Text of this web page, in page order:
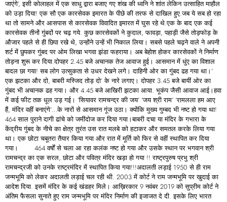
जाएंगे’, इसी कोलाहल में एक साधु द्वारा बजाए गए शंख की ध्वनि ने शांत लेकिन उत्साहित माहौल
को उड़ा दिया! एक सौ एक कारसेवक इमारत के पीछे की तरफ से दाखिल हुए.जब ये सब हो रहा
था तो सामने और आसपास से कारसेवक विवादित इमारत में घुस रहे थे.एक के बाद एक कई
कारसेवक तीनों गुंबदों पर चढ़ गये. कुछ कारसेवकों ने कुदाल, फावड़ा, पहाड़ी जैसे तोड़फोड़ के
औजार पहले से ही छिपा रखे थे, उन्होंने उन्हें भी निकाल लिया। सबसे पहले चढ़ने वाले ने अपनी
शर्ट में छुपकर गुंबद पर ओम लिखा भगवा झंडा फहराया। अब बेहोश होकर कारसेवकों ने निर्माण
तोड़ना शुरू कर दिया.दोपहर 2.45 बजे अचानक तेज आवाज हुई। आसमान में धुंए का विशाल
बादल छा गया! सब लोग उत्सुकता से उधर देखने लगे। दाहिनी ओर का गुंबद ढह गया था।’
एक झटका और दो, बाबरी मस्जिद तोड़ दो’ के नारे लगाए। दोपहर 3.45 बजे बायीं ओर का
गुंबद भी अचानक ढह गया। और 4.45 बजे आखिरी झटका आया. भूकंप जैसी आवाज आई।हवा
में कई फीट तक धूल उड़ गई। ‘सियावर रामचन्द्र की जय’ ‘जय श्री राम’ ‘रामलला हम आए
हैं, मंदिर वहीं बनाएंगे’…के नारों से आसमान गूंज उठा। क्योंकि मुख्य गुम्बद भी नष्ट हो गया था!
464 साल पुराने दागी ढांचे को जमींदोज कर दिया गया।बाबरी दचा या मंदिर के गभारा के
केंद्रीय गुंबद के नीचे का क्षेत्र तुरंत उस रात मलबे को हटाकर और समतल करके लिया गया
था। एक छोटा चबूतरा तैयार किया गया और रात में मूर्ति को फिर से वहीं स्थापित कर दिया
गया। 464 वर्षों से चला आ रहा कलंक नष्ट हो गया और उसके स्थान पर भगवान श्री
रामचन्द्र का एक सरल, छोटा और पवित्र मंदिर खड़ा हो गया !! राष्ट्रपुरुष प्रभु श्री
रामचन्द्रजी को उनके राष्ट्रमंदिर में स्थापित किया गया!!!अदालती लड़ाई 1950 से ही राम
जन्मभूमि को लेकर अदालती लड़ाई चल रही थी. 2003 में कोर्ट ने राम जन्मभूमि पर खुदाई का
आदेश दिया. इसमें मंदिर के कई खंडहर मिले। आख़िरकार 9 नवंबर 2019 को सुप्रीम कोर्ट ने
अंतिम फैसला सुनाते हुए राम जन्मभूमि पर मंदिर निर्माण की इजाजत दे दी. इसके लिए भारत